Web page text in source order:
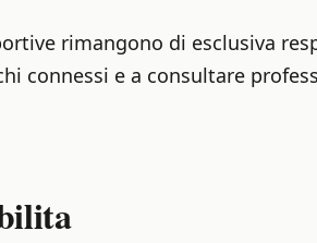
rimangono di esclusiva
connessi e a consultare